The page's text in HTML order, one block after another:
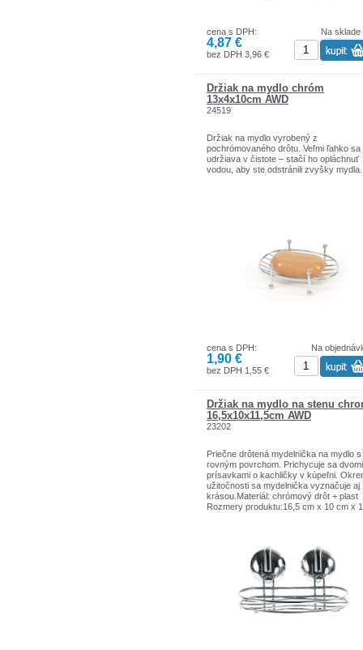
Na sklade
cena s DPH:
4,87 €
bez DPH 3,96 €
Držiak na mydlo chróm
13x4x10cm AWD
24519
Držiak na mydlo vyrobený z
pochrómovaného drôtu. Veľmi ľahko sa
udržiava v čistote – stačí ho opláchnuť
vodou, aby ste odstránili zvyšky mydla.
Na
cena s DPH:
1,90 €
bez DPH 1,55 €
Držiak na mydlo na stenu
16,5x10x11,5cm AWD
23202
Priečne drôtená mydelnička na mydlo s
rovným povrchom. Prichycuje sa dvomi
prísavkami o kachličky v kúpeľni.
užitočnosti sa mydelnička vyznačuje aj
krásou.Materiál: chrómový drôt + plast
Rozmery produktu:16,5 cm x 10 cm x
Rozmery produktu v balení:16,5 cm x
cm x 11,5 cm
Celková hmotnosť:0,219 kg